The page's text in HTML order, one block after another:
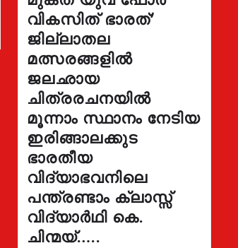
വികസിത് ഭാരത്’
ജില്ലാതല
മത്സരങ്ങളിൽ
ജലഛായ
ചിത്രരചനയിൽ
മൂന്നാം സ്ഥാനം നേടിയ
ഇരിങ്ങാലക്കുട
ഭാരതീയ
വിദ്യാഭവനിലെ
പന്ത്രണ്ടാം ക്ലാസ്സ്
വിദ്യാർഥി കെ.
ചിന്മയ്…..